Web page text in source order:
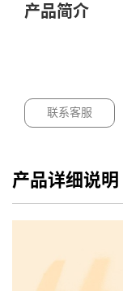
产品简介
联系客服
产品详细说明